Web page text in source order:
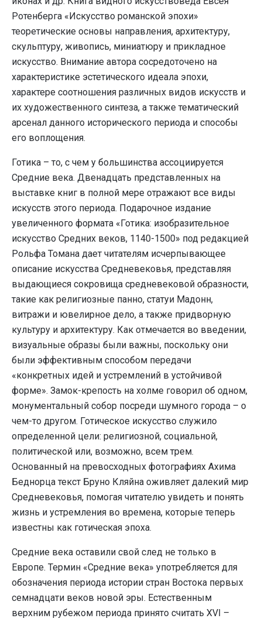
Ротенберга «Искусство романской эпохи»
теоретические основы направления, архитектуру,
скульптуру, живопись, миниатюру и прикладное
искусство. Внимание автора сосредоточено на
характеристике эстетического идеала эпохи,
характере соотношения различных видов искусств и
их художественного синтеза, а также тематический
арсенал данного исторического периода и способы
его воплощения.
Готика – то, с чем у большинства ассоциируется
Средние века. Двенадцать представленных на
выставке книг в полной мере отражают все виды
искусств этого периода. Подарочное издание
увеличенного формата «Готика: изобразительное
искусство Средних веков, 1140-1500» под редакцией
Рольфа Томана дает читателям исчерпывающее
описание искусства Средневековья, представляя
выдающиеся сокровища средневековой образности,
такие как религиозные панно, статуи Мадонн,
витражи и ювелирное дело, а также придворную
культуру и архитектуру. Как отмечается во введении,
визуальные образы были важны, поскольку они
были эффективным способом передачи
«конкретных идей и устремлений в устойчивой
форме». Замок-крепость на холме говорил об одном,
монументальный собор посреди шумного города – о
чем-то другом. Готическое искусство служило
определенной цели: религиозной, социальной,
политической или, возможно, всем трем.
Основанный на превосходных фотографиях Ахима
Беднорца текст Бруно Кляйна оживляет далекий мир
Средневековья, помогая читателю увидеть и понять
жизнь и устремления во времена, которые теперь
известны как готическая эпоха.
Средние века оставили свой след не только в
Европе. Термин «Средние века» употребляется для
обозначения периода истории стран Востока первых
семнадцати веков новой эры. Естественным
верхним рубежом периода принято считать XVI –